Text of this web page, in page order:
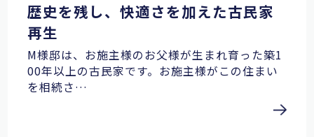
歴史を残し、快適さを加えた古民家
再生
M様邸は、お施主様のお父様が生まれ育った築1
00年以上の古民家です。お施主様がこの住まい
を相続さ…